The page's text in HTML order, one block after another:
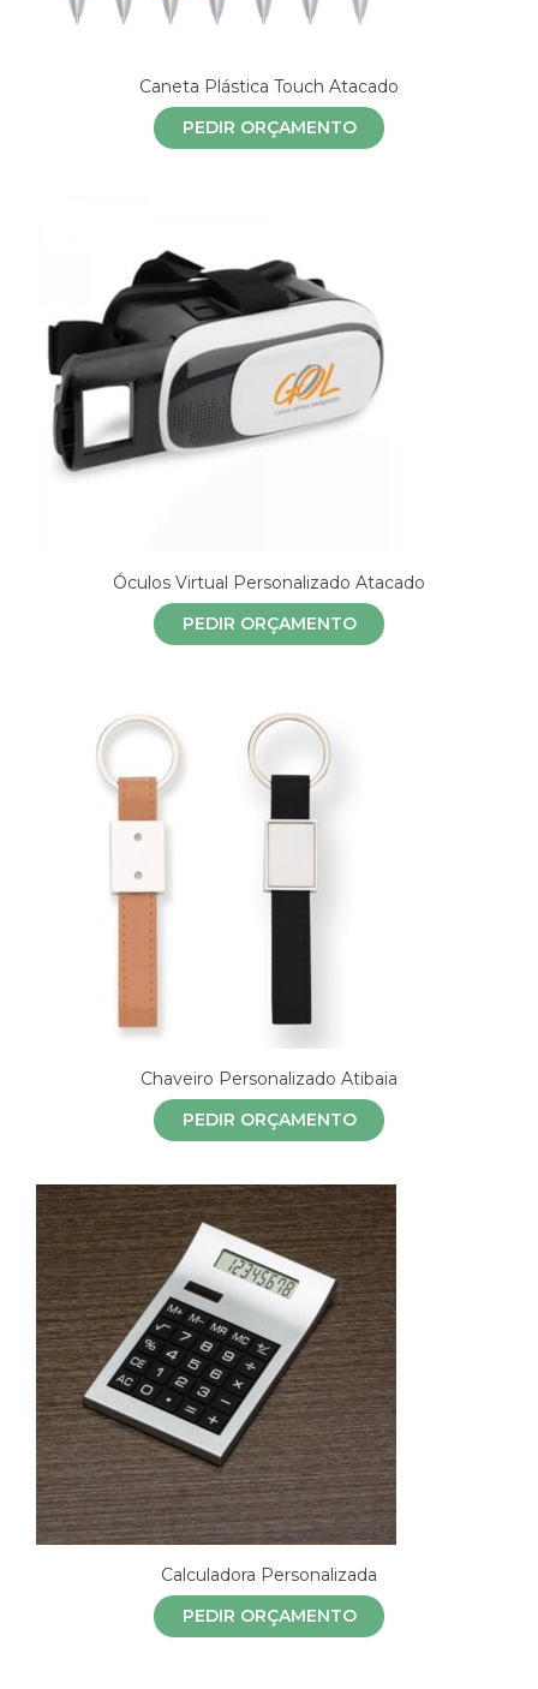
Caneta Plástica Touch Atacado
PEDIR ORÇAMENTO
Óculos Virtual Personalizado Atacado
PEDIR ORÇAMENTO
Chaveiro Personalizado Atibaia
PEDIR ORÇAMENTO
Calculadora Personalizada
PEDIR ORÇAMENTO